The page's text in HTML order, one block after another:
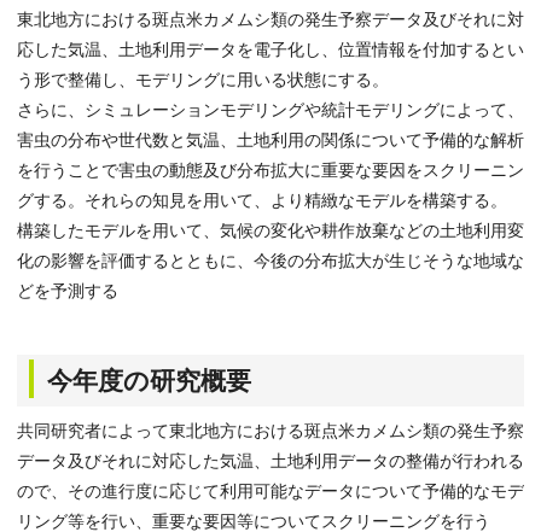
東北地方における斑点米カメムシ類の発生予察データ及びそれに対
応した気温、土地利用データを電子化し、位置情報を付加するとい
う形で整備し、モデリングに用いる状態にする。
さらに、シミュレーションモデリングや統計モデリングによって、
害虫の分布や世代数と気温、土地利用の関係について予備的な解析
を行うことで害虫の動態及び分布拡大に重要な要因をスクリーニン
グする。それらの知見を用いて、より精緻なモデルを構築する。
構築したモデルを用いて、気候の変化や耕作放棄などの土地利用変
化の影響を評価するとともに、今後の分布拡大が生じそうな地域な
どを予測する
今年度の研究概要
共同研究者によって東北地方における斑点米カメムシ類の発生予察
データ及びそれに対応した気温、土地利用データの整備が行われる
ので、その進行度に応じて利用可能なデータについて予備的なモデ
リング等を行い、重要な要因等についてスクリーニングを行う